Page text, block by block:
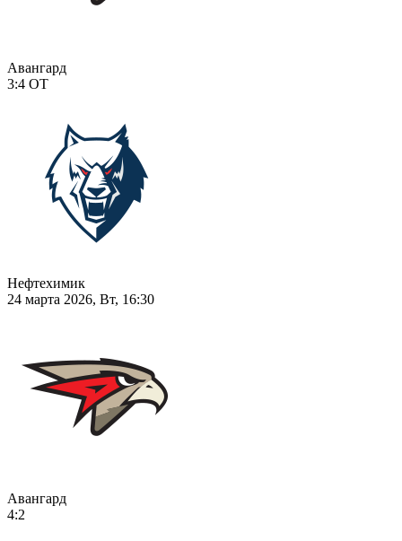
Авангард
3:4 ОТ
Нефтехимик
24 марта 2026, Вт, 16:30
Авангард
4:2